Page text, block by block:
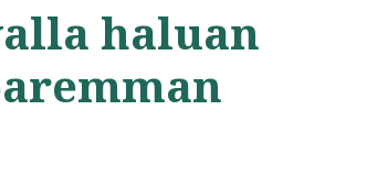
haluan